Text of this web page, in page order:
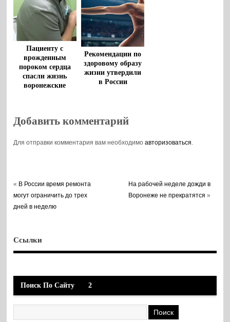
Пациенту с
врожденным
пороком сердца
спасли жизнь
воронежские
Рекомендации по
здоровому образу
жизни утвердили
в России
Добавить комментарий
Для отправки комментария вам необходимоавторизоваться
« В России время ремонта
могут ограничить до трех
дней в неделю
На рабочей неделе дожди в
Воронеже не прекратятся »
Ссылки
Поиск По Сайту 2